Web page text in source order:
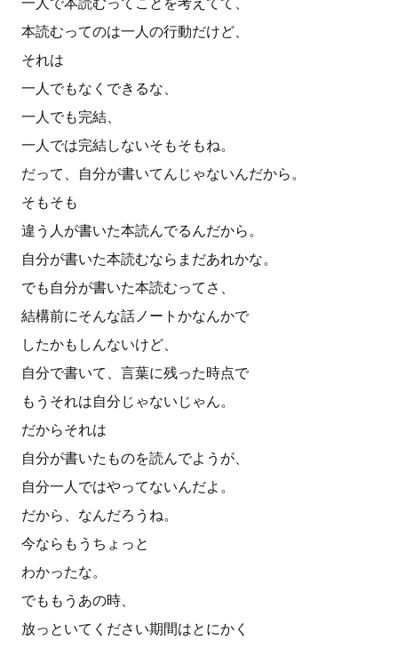
本読むってのは一人の行動だけど、
それは
一人でもなくできるな、
一人でも完結、
一人では完結しないそもそもね。
だって、自分が書いてんじゃないんだから。
そもそも
違う人が書いた本読んでるんだから。
自分が書いた本読むならまだあれかな。
でも自分が書いた本読むってさ、
結構前にそんな話ノートかなんかで
したかもしんないけど、
自分で書いて、言葉に残った時点で
もうそれは自分じゃないじゃん。
だからそれは
自分が書いたものを読んでようが、
自分一人ではやってないんだよ。
だから、なんだろうね。
今ならもうちょっと
わかったな。
でももうあの時、
放っといてください期間はとにかく